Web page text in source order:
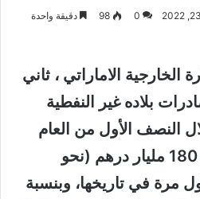
0
98 دقيقة واحدة
الخارجية الاماراتي ، ثاني
بلاده غير النفطية
النصف الأول من العام
الجاري، محققة حوالي 180 مليار درهم (نحو
مرة في تاريخها، وبنسبة